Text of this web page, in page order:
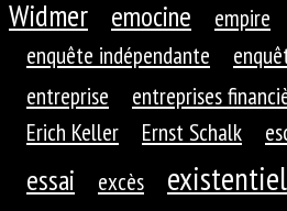
Widmer
emocine empire
enquête indépendante
entreprise
entreprises
Erich Keller Ernst Schalk
essai excès existentiel